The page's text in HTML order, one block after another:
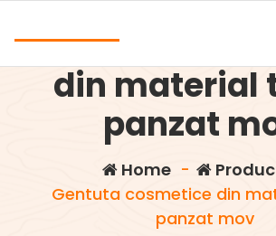
Gentuta
din material
panzat
Home-
Gentuta cosmetice din
panzat mov